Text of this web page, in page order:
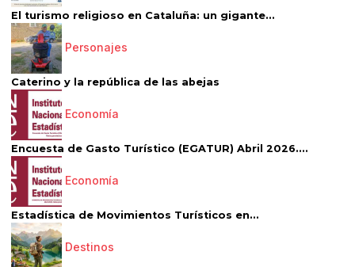
El turismo religioso en Cataluña: un gigante...
Personajes
Caterino y la república de las abejas
Economía
Encuesta de Gasto Turístico (EGATUR) Abril 2026....
Economía
Estadística de Movimientos Turísticos en...
Destinos